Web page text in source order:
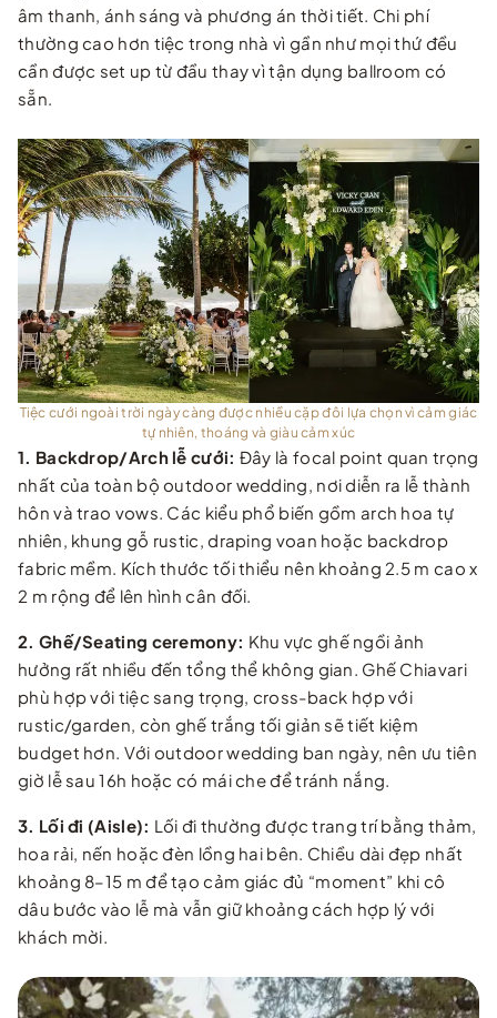
âm thanh, ánh sáng và phương án thời tiết. Chi phí
thường cao hơn tiệc trong nhà vì gần như mọi thứ đều
cần được set up từ đầu thay vì tận dụng ballroom có
sẵn.
Tiệc cưới ngoài trời ngày càng được nhiều cặp đôi lựa chọn vì cảm giác
tự nhiên, thoáng và giàu cảm xúc
1. Backdrop/Arch lễ cưới: Đây là focal point quan trọng
nhất của toàn bộ outdoor wedding, nơi diễn ra lễ thành
hôn và trao vows. Các kiểu phổ biến gồm arch hoa tự
nhiên, khung gỗ rustic, draping voan hoặc backdrop
fabric mềm. Kích thước tối thiểu nên khoảng 2.5 m cao x
2 m rộng để lên hình cân đối.
2. Ghế/Seating ceremony: Khu vực ghế ngồi ảnh
hưởng rất nhiều đến tổng thể không gian. Ghế Chiavari
phù hợp với tiệc sang trọng, cross-back hợp với
rustic/garden, còn ghế trắng tối giản sẽ tiết kiệm
budget hơn. Với outdoor wedding ban ngày, nên ưu tiên
giờ lễ sau 16h hoặc có mái che để tránh nắng.
3. Lối đi (Aisle): Lối đi thường được trang trí bằng thảm,
hoa rải, nến hoặc đèn lồng hai bên. Chiều dài đẹp nhất
khoảng 8–15 m để tạo cảm giác đủ “moment” khi cô
dâu bước vào lễ mà vẫn giữ khoảng cách hợp lý với
khách mời.